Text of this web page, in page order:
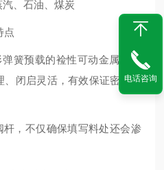
、石油、煤炭
点
簧预载的裣性可动金属阀座
、闭启灵活，有效保证密封的
，不仅确保填写料处还会渗
电话咨询